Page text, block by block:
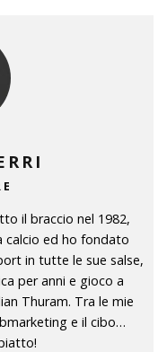
il braccio nel 1982,
calcio ed ho fondato
in tutte le sue salse,
per anni e gioco a
Thuram. Tra le mie
e il cibo…